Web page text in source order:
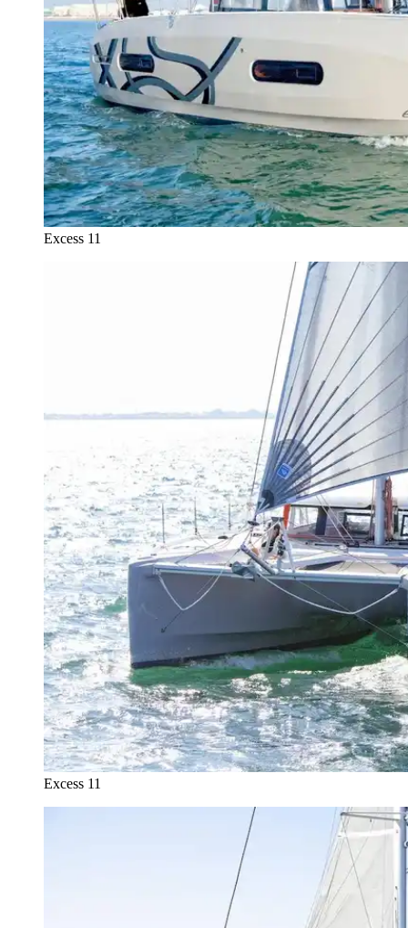
Excess 11
Excess 11